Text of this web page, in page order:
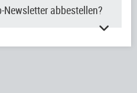
abbestellen?